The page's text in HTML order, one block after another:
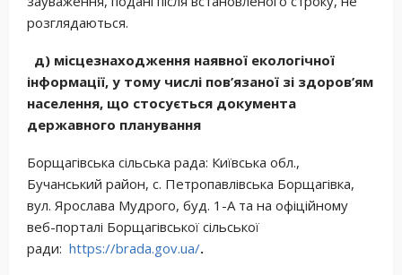
розглядаються.
д) місцезнаходження наявної екологічної
інформації, у тому числі пов’язаної зі здоров’ям
населення, що стосується документа
державного планування
Борщагівська сільська рада: Київська обл.,
Бучанський район, с. Петропавлівська Борщагівка,
вул. Ярослава Мудрого, буд. 1-А та на офіційному
веб-порталі Борщагівської сільської
ради: https://brada.gov.ua/.